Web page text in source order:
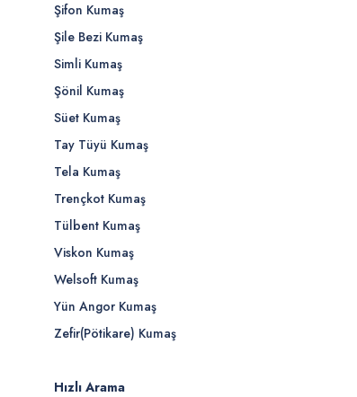
Şifon Kumaş
Şile Bezi Kumaş
Simli Kumaş
Şönil Kumaş
Süet Kumaş
Tay Tüyü Kumaş
Tela Kumaş
Trençkot Kumaş
Tülbent Kumaş
Viskon Kumaş
Welsoft Kumaş
Yün Angor Kumaş
Zefir(Pötikare) Kumaş
Hızlı Arama